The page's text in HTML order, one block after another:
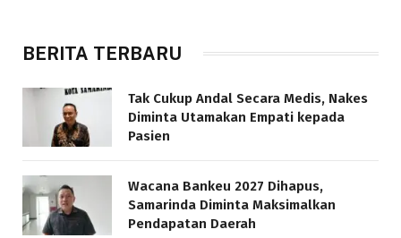
BERITA TERBARU
Tak Cukup Andal Secara Medis, Nakes
Diminta Utamakan Empati kepada
Pasien
Wacana Bankeu 2027 Dihapus,
Samarinda Diminta Maksimalkan
Pendapatan Daerah